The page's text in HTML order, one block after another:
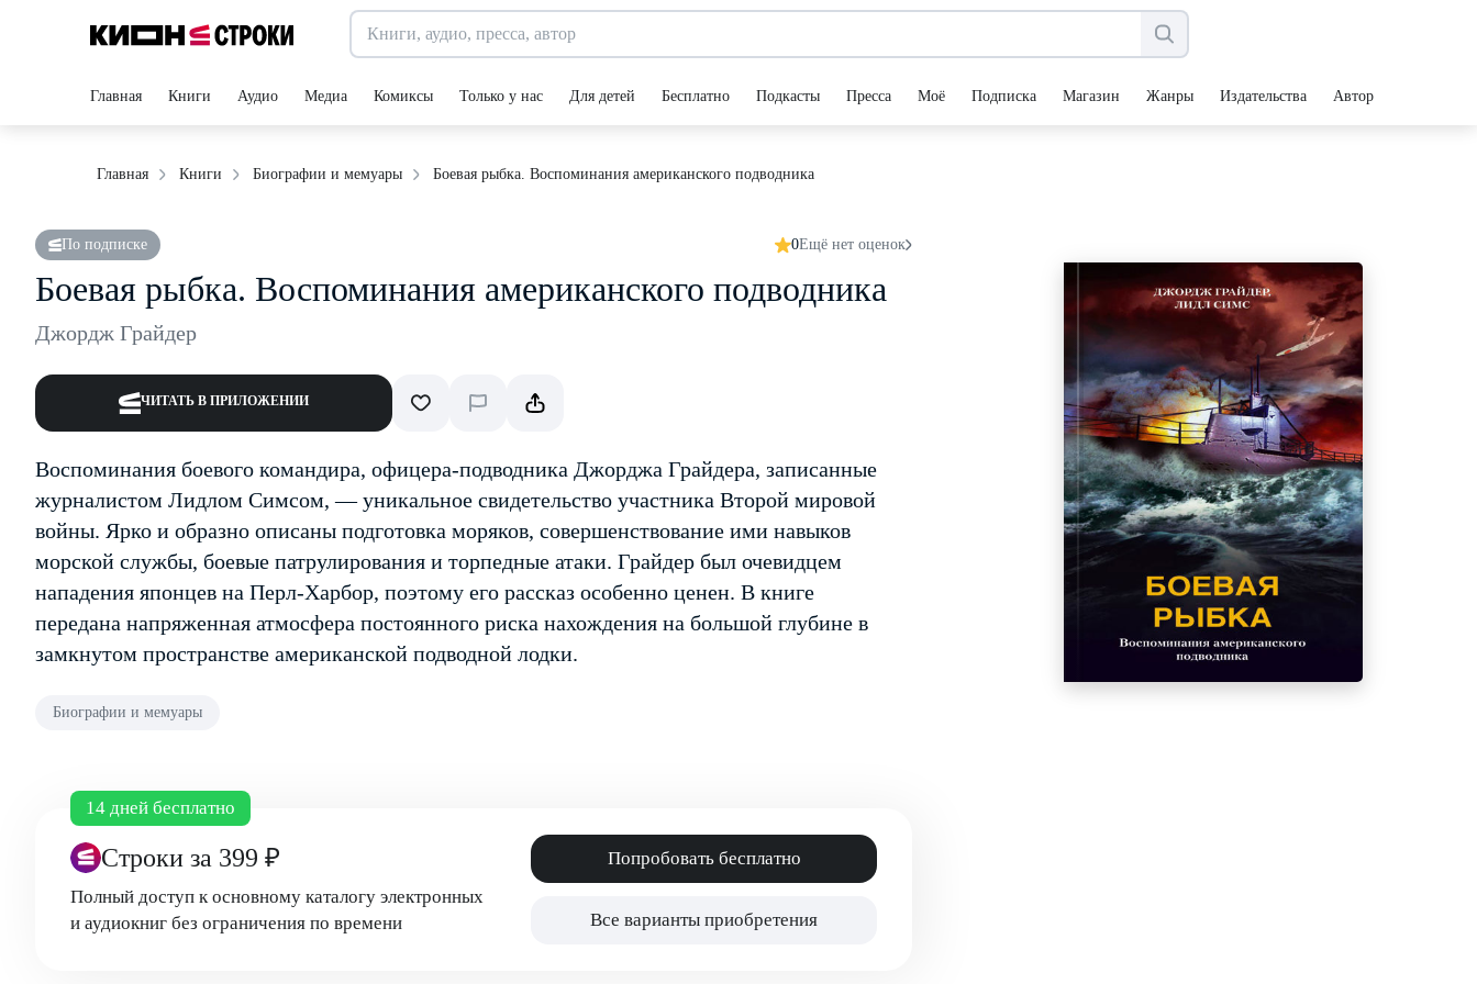
Главная Книги Аудио Медиа Комиксы Только у нас Для детей Бесплатно Подкасты Пресса Моё Подписка Магазин Жанры Издательства Авторы
Главная Книги Биографии и мемуары Боевая рыбка. Воспоминания американского подводника
По подписке 0Ещё нет оценок
Боевая рыбка. Воспоминания американского подводника
Джордж Грайдер
ЧИТАТЬ В ПРИЛОЖЕНИИ
Воспоминания боевого командира, офицера-подводника Джорджа Грайдера, записанные
журналистом Лидлом Симсом, — уникальное свидетельство участника Второй мировой
войны. Ярко и образно описаны подготовка моряков, совершенствование ими навыков
морской службы, боевые патрулирования и торпедные атаки. Грайдер был очевидцем
нападения японцев на Перл-Харбор, поэтому его рассказ особенно ценен. В книге
передана напряженная атмосфера постоянного риска нахождения на большой глубине в
замкнутом пространстве американской подводной лодки.
Биографии и мемуары
14 дней бесплатно
Строки за 399 ₽
Полный доступ к основному каталогу электронных
и аудиокниг без ограничения по времени
Попробовать бесплатно
Все варианты приобретения